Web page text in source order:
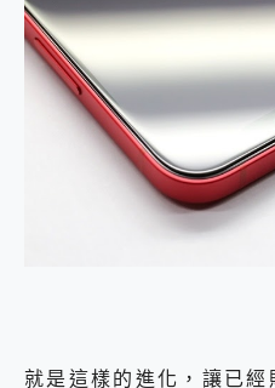
就是這樣的進化，讓已